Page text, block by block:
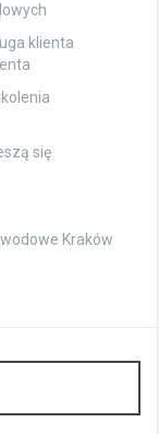
klienta
się
Kraków